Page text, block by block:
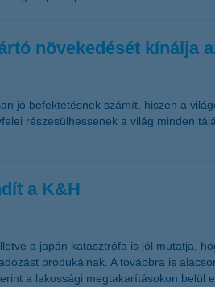
növekedését kínálja
jó befektetésnek számít, hiszen a
részesülhessenek a világ minden
a K&H
a japán katasztrófa is jól mutatja,
produkálnak. A továbbra is
a lakossági megtakarításokon